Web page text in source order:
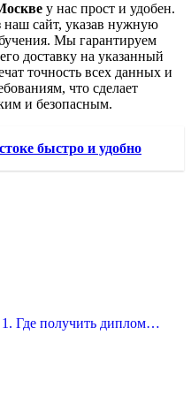
у нас прост и удобен.
наш сайт, указав нужную
Мы гарантируем
доставку на указанный
точность всех данных и
что сделает
и безопасным.
быстро и удобно
1. Где получить диплом…